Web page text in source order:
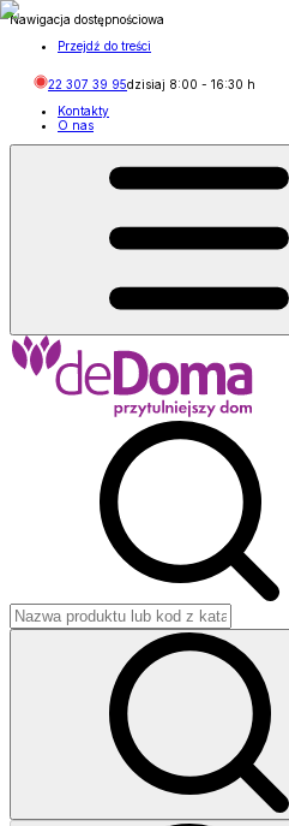
Nawigacja dostępnościowa
Przejdź do treści
22 307 39 95dzisiaj 8:00 - 16:30 h
Kontakty
O nas